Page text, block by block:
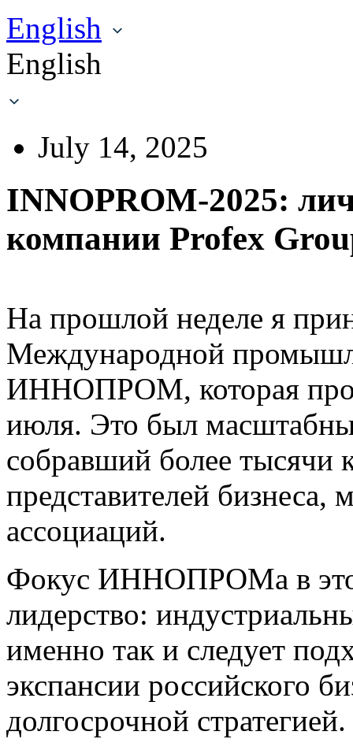
English
English
July 14, 2025
INNOPROM-2025:
компании Profex
На прошлой неделе я
Международной
ИННОПРОМ, которая
июля. Это был
собравший более тысячи
представителей бизнеса,
ассоциаций.
Фокус ИННОПРОМа в
лидерство:
именно так и следует
экспансии российского
долгосрочной стратегией.